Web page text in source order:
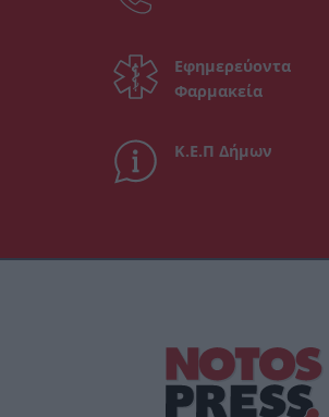
Εφημερεύοντα
Φαρμακεία
Κ.Ε.Π Δήμων